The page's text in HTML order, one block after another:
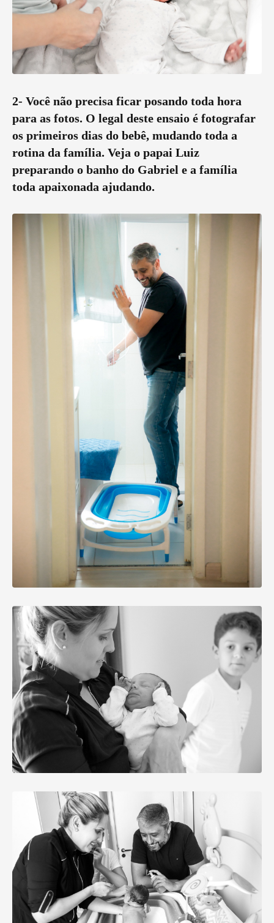
2- Você não precisa ficar posando toda hora
para as fotos. O legal deste ensaio é fotografar
os primeiros dias do bebê, mudando toda a
rotina da família. Veja o papai Luiz
preparando o banho do Gabriel e a família
toda apaixonada ajudando.